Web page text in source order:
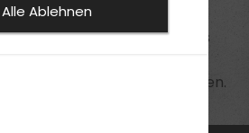
zur Kenntnis
ihnen einverstanden.
kann ich jederzeit widerrufen.
Alle Ablehnen